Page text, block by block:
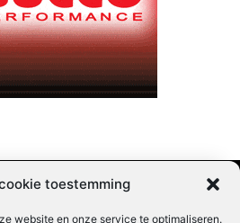
toestemming
website en onze service te optimaliseren.